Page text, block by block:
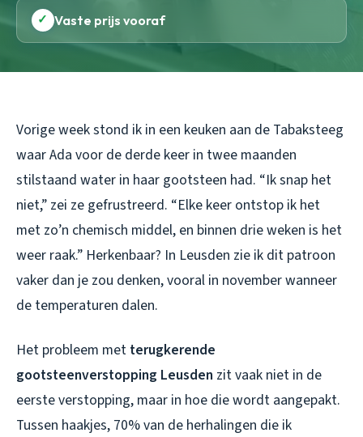
✓ Vaste prijs vooraf
Vorige week stond ik in een keuken aan de Tabaksteeg
waar Ada voor de derde keer in twee maanden
stilstaand water in haar gootsteen had. “Ik snap het
niet,” zei ze gefrustreerd. “Elke keer ontstop ik het
met zo’n chemisch middel, en binnen drie weken is het
weer raak.” Herkenbaar? In Leusden zie ik dit patroon
vaker dan je zou denken, vooral in november wanneer
de temperaturen dalen.
Het probleem met terugkerende
gootsteenverstopping Leusden zit vaak niet in de
eerste verstopping, maar in hoe die wordt aangepakt.
Tussen haakjes, 70% van de herhalingen die ik